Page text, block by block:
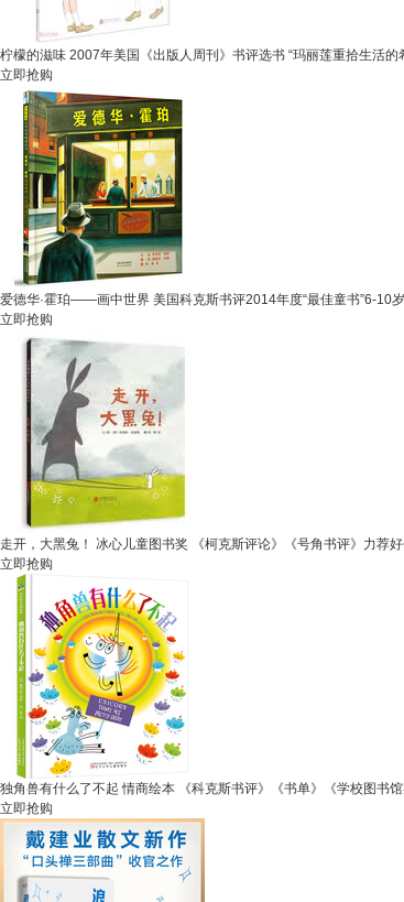
柠檬的滋味 2007年美国《出版人周刊》书评选书 “玛丽莲重拾生活
立即抢购
爱德华·霍珀——画中世界 美国科克斯书评2014年度“最佳童书”6-10岁
立即抢购
走开，大黑兔！ 冰心儿童图书奖 《柯克斯评论》《号角书评》力荐
立即抢购
独角兽有什么了不起 情商绘本 《科克斯书评》《书单》《学校图书
立即抢购